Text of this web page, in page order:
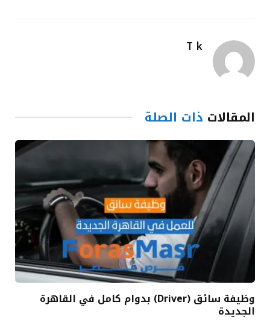
T k
المقالات ذات الصلة
وظيفة سائق (Driver) بدوام كامل في القاهرة
الجديدة